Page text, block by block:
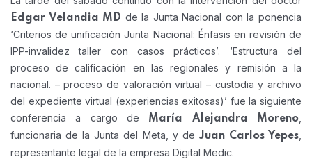
Edgar Velandia MD de la Junta Nacional con la ponencia
‘Criterios de unificación Junta Nacional: Énfasis en revisión de
IPP-invalidez taller con casos prácticos’. ‘Estructura del
proceso de calificación en las regionales y remisión a la
nacional. – proceso de valoración virtual – custodia y archivo
del expediente virtual (experiencias exitosas)’ fue la siguiente
conferencia a cargo de María Alejandra Moreno
funcionaria de la Junta del Meta, y de Juan Carlos Yepes
representante legal de la empresa Digital Medic.